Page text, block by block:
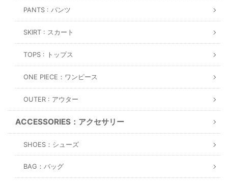
PANTS : パンツ
SKIRT : スカート
TOPS : トップス
ONE PIECE：ワンピース
OUTER : アウター
ACCESSORIES：アクセサリー
SHOES：シューズ
BAG：バッグ